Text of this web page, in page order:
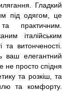
Гладкий
під одягом, це
практичним.
італійським
витонченості.
ваш елегантний
не просто спідня
та розкіш, та
та комфорту.